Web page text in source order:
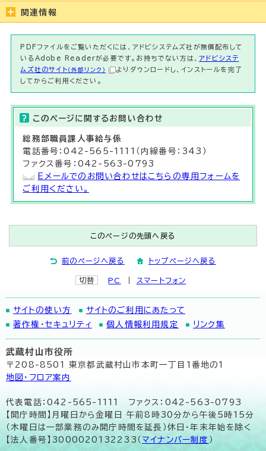
関連情報
PDFファイルをご覧いただくには、アドビシステムズ社が無償配布して
いるAdobe Readerが必要です。お持ちでない方は、アドビシステ
ムズ社のサイト （外部リンク）
よりダウンロードし、インストールを完了
してからご利用ください。
このページに関する お問い合わせ
総務部職員課 人事給与係
電話番号：042-565-1111（内線番号：343）
ファクス番号：042-563-0793
Eメールでのお問い合わせはこちらの専用フォームを
ご利用ください。
このページの先頭へ戻る
前のページへ戻る トップページへ戻る
切替 PC スマートフォン
サイトの使い方
サイトのご利用にあたって
著作権・セキュリティ
個人情報利用規定 リンク集
武蔵村山市役所
〒208-8501 東京都武蔵村山市本町一丁目1番地の1
地図･フロア案内
代表電話：042-565-1111 ファクス：042-563-0793
【開庁時間】月曜日から金曜日 午前8時30分から午後5時15分
（木曜日は一部業務のみ開庁時間を延長）休日・年末年始を除く
【法人番号】3000020132233（ マイナンバー制度 ）